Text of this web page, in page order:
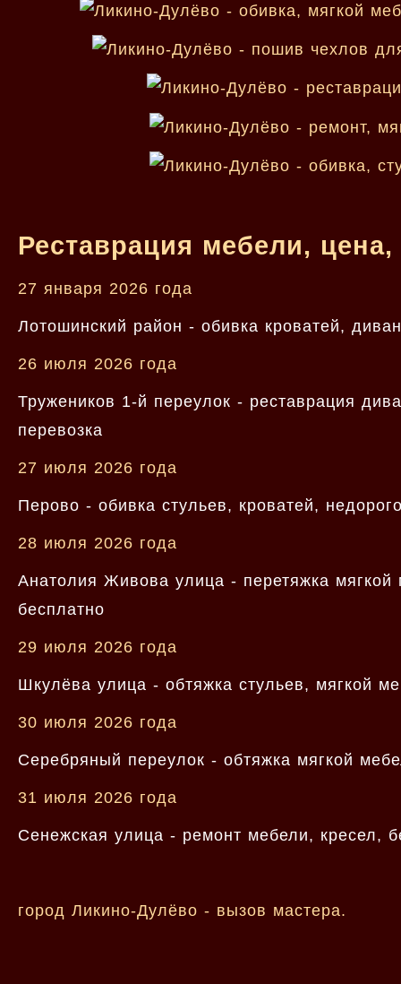
Реставрация мебели,
27 января 2026 года
Лотошинский район - обивка кроватей,
26 июля 2026 года
Тружеников 1-й переулок - реставрация
перевозка
27 июля 2026 года
Перово - обивка стульев, кроватей,
28 июля 2026 года
Анатолия Живова улица - перетяжка
бесплатно
29 июля 2026 года
Шкулёва улица - обтяжка стульев, мягкой
30 июля 2026 года
Серебряный переулок - обтяжка мягкой
31 июля 2026 года
Сенежская улица - ремонт мебели, кресел,
город Ликино-Дулёво - вызов мастера.